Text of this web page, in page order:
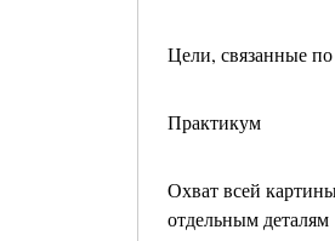
Цели, связанные
Практикум
Охват всей
отдельным деталям